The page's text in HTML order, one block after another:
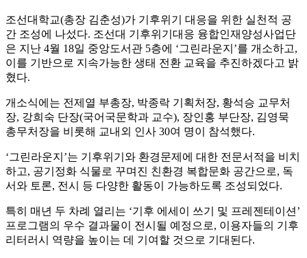
조선대학교(총장 김춘성)가 기후위기 대응을 위한 실천적 공
간 조성에 나섰다. 조선대 기후위기대응 융합인재양성사업단
은 지난 4월 18일 중앙도서관 5층에 ‘그린라운지’를 개소하고,
이를 기반으로 지속가능한 생태 전환 교육을 추진하겠다고 밝
혔다.
개소식에는 전제열 부총장, 박종락 기획처장, 황석승 교무처
장, 강희숙 단장(국어국문학과 교수), 장인홍 부단장, 김영묵
총무처장을 비롯해 교내외 인사 30여 명이 참석했다.
‘그린라운지’는 기후위기와 환경문제에 대한 전문서적을 비치
하고, 공기정화 식물로 꾸며진 친환경 복합문화 공간으로, 독
서와 토론, 전시 등 다양한 활동이 가능하도록 조성되었다.
특히 매년 두 차례 열리는 ‘기후 에세이 쓰기 및 프레젠테이션’
프로그램의 우수 결과물이 전시될 예정으로, 이용자들의 기후
리터러시 역량을 높이는 데 기여할 것으로 기대된다.